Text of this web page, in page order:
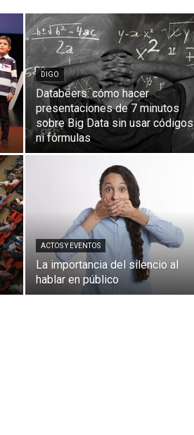
DIGO
Databeers: cómo hacer
presentaciones de 7 minutos
sobre Big Data sin usar códigos
ni fórmulas
ACTOS Y EVENTOS
La importancia del silencio al
hablar en público